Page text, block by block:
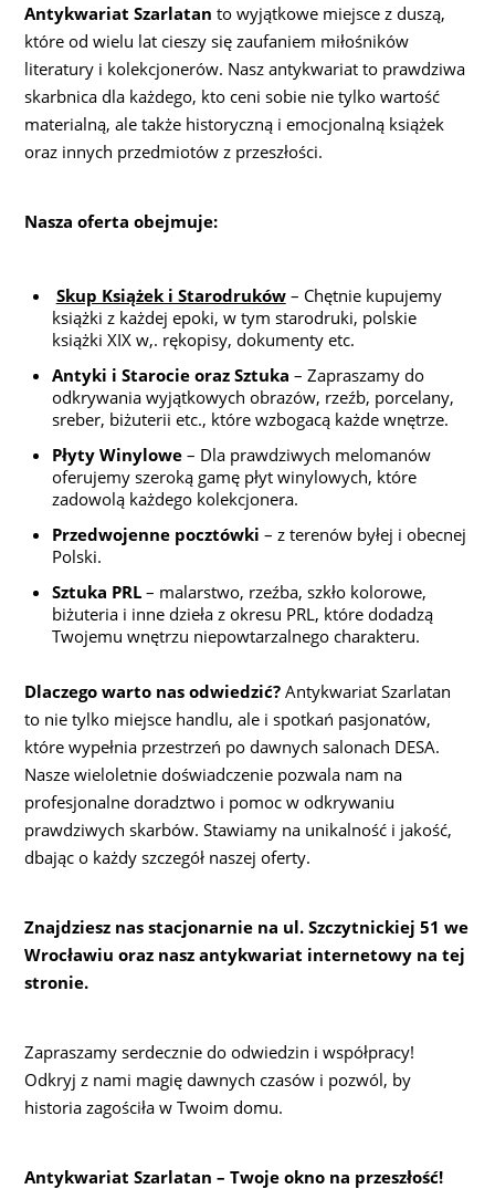
Antykwariat Szarlatan to wyjątkowe miejsce z duszą,
które od wielu lat cieszy się zaufaniem miłośników
literatury i kolekcjonerów. Nasz antykwariat to prawdziwa
skarbnica dla każdego, kto ceni sobie nie tylko wartość
materialną, ale także historyczną i emocjonalną książek
oraz innych przedmiotów z przeszłości.
Nasza oferta obejmuje:
Skup Książek i Starodruków– Chętnie kupujemy
książki z każdej epoki, w tym starodruki, polskie
książki XIX w,. rękopisy, dokumenty etc.
Antyki i Starocie oraz Sztuka – Zapraszamy do
odkrywania wyjątkowych obrazów, rzeźb, porcelany,
sreber, biżuterii etc., które wzbogacą każde wnętrze.
Płyty Winylowe– Dla prawdziwych melomanów
oferujemy szeroką gamę płyt winylowych, które
zadowolą każdego kolekcjonera.
Przedwojenne pocztówki – z terenów byłej i obecnej
Polski.
Sztuka PRL– malarstwo, rzeźba, szkło kolorowe,
biżuteria i inne dzieła z okresu PRL, które dodadzą
Twojemu wnętrzu niepowtarzalnego charakteru.
Dlaczego warto nas odwiedzić? Antykwariat Szarlatan
to nie tylko miejsce handlu, ale i spotkań pasjonatów,
które wypełnia przestrzeń po dawnych salonach DESA.
Nasze wieloletnie doświadczenie pozwala nam na
profesjonalne doradztwo i pomoc w odkrywaniu
prawdziwych skarbów. Stawiamy na unikalność i jakość,
dbając o każdy szczegół naszej oferty.
Znajdziesz nas stacjonarnie na ul. Szczytnickiej 51 we
Wrocławiu oraz nasz antykwariat internetowy na tej
stronie.
Zapraszamy serdecznie do odwiedzin i współpracy!
Odkryj z nami magię dawnych czasów i pozwól, by
historia zagościła w Twoim domu.
Antykwariat Szarlatan – Twoje okno na przeszłość!